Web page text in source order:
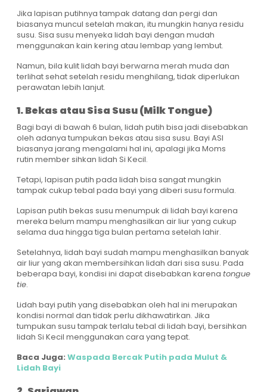
Jika lapisan putihnya tampak datang dan pergi dan
biasanya muncul setelah makan, itu mungkin hanya residu
susu. Sisa susu menyeka lidah bayi dengan mudah
menggunakan kain kering atau lembap yang lembut.
Namun, bila kulit lidah bayi berwarna merah muda dan
terlihat sehat setelah residu menghilang, tidak diperlukan
perawatan lebih lanjut.
1. Bekas atau Sisa Susu (Milk Tongue)
Bagi bayi di bawah 6 bulan, lidah putih bisa jadi disebabkan
oleh adanya tumpukan bekas atau sisa susu. Bayi ASI
biasanya jarang mengalami hal ini, apalagi jika Moms
rutin member sihkan lidah Si Kecil.
Tetapi, lapisan putih pada lidah bisa sangat mungkin
tampak cukup tebal pada bayi yang diberi susu formula.
Lapisan putih bekas susu menumpuk di lidah bayi karena
mereka belum mampu menghasilkan air liur yang cukup
selama dua hingga tiga bulan pertama setelah lahir.
Setelahnya, lidah bayi sudah mampu menghasilkan banyak
air liur yang akan membersihkan lidah dari sisa susu. Pada
beberapa bayi, kondisi ini dapat disebabkan karena tongue
tie.
Lidah bayi putih yang disebabkan oleh hal ini merupakan
kondisi normal dan tidak perlu dikhawatirkan. Jika
tumpukan susu tampak terlalu tebal di lidah bayi, bersihkan
lidah Si Kecil menggunakan cara yang tepat.
Baca Juga: Waspada Bercak Putih pada Mulut &
Lidah Bayi